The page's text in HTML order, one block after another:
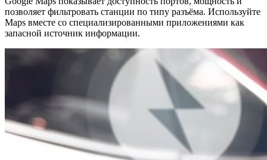
позволяет фильтровать станции по типу разъёма. Используйте
Maps вместе со специализированными приложениями как
запасной источник информации.